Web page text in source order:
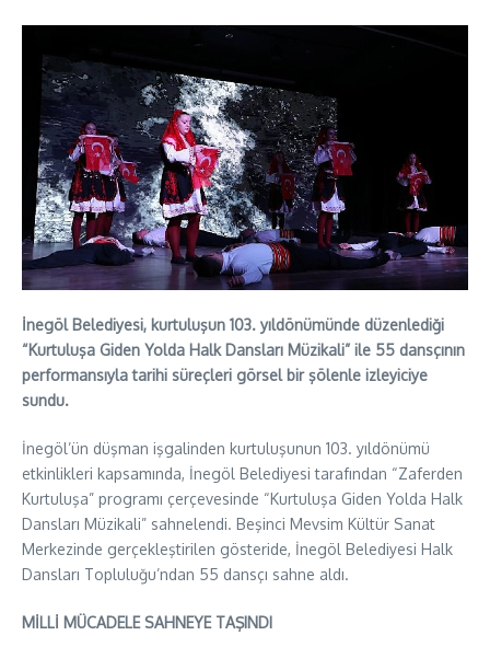
İnegöl Belediyesi, kurtuluşun 103. yıldönümünde düzenlediği
“Kurtuluşa Giden Yolda Halk Dansları Müzikali” ile 55 dansçının
performansıyla tarihi süreçleri görsel bir şölenle izleyiciye
sundu.
İnegöl’ün düşman işgalinden kurtuluşunun 103. yıldönümü
etkinlikleri kapsamında, İnegöl Belediyesi tarafından “Zaferden
Kurtuluşa” programı çerçevesinde “Kurtuluşa Giden Yolda Halk
Dansları Müzikali” sahnelendi. Beşinci Mevsim Kültür Sanat
Merkezinde gerçekleştirilen gösteride, İnegöl Belediyesi Halk
Dansları Topluluğu’ndan 55 dansçı sahne aldı.
MİLLİ MÜCADELE SAHNEYE TAŞINDI